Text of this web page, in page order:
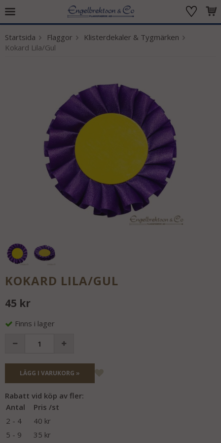
Produkten har blivit tillagd i varukorgen
Startsida Flaggor
Klisterdekaler & Tygmärken
Kokard Lila/Gul
KOKARD LILA/GUL
45 kr
Finns i lager
LÄGG I VARUKORG »
Rabatt vid köp av fler:
Antal
Pris /st
2 - 4
40 kr
5 - 9
35 kr